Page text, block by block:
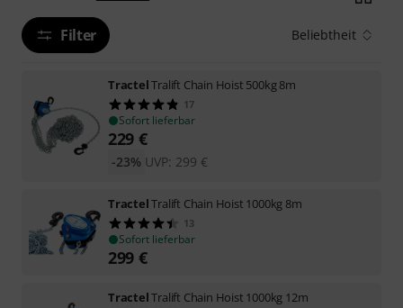
Filter Beliebtheit
TractelTralift Chain Hoist 500kg 8m
17
Sofort lieferbar
229 €
UVP: 299 €
-23%
TractelTralift Chain Hoist 1000kg 8m
13
Sofort lieferbar
299 €
TractelTralift Chain Hoist 1000kg 12m